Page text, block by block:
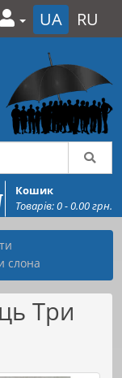
UA RU
Кошик
Товарів: 0 - 0.00 грн.
слона
Три